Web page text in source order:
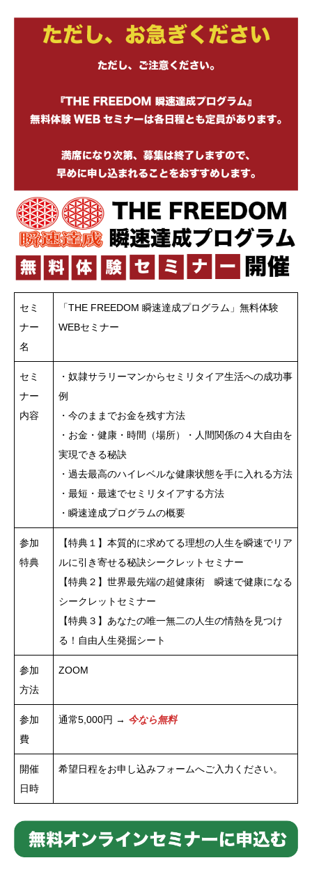
セミ
ナー
名
「THE FREEDOM 瞬速達成プログラム」無料体験
WEBセミナー
セミ
ナー
内容
・奴隷サラリーマンからセミリタイア生活への成功事
例
・今のままでお金を残す方法
・お金・健康・時間（場所）・人間関係の４大自由を
実現できる秘訣
・過去最高のハイレベルな健康状態を手に入れる方法
・最短・最速でセミリタイアする方法
・瞬速達成プログラムの概要
参加
特典
【特典１】本質的に求めてる理想の人生を瞬速でリア
ルに引き寄せる秘訣シークレットセミナー
【特典２】世界最先端の超健康術 瞬速で健康になる
シークレットセミナー
【特典３】あなたの唯一無二の人生の情熱を見つけ
る！自由人生発掘シート
参加
方法
ZOOM
参加
費
通常5,000円 → 今なら無料
開催
日時
希望日程をお申し込みフォームへご入力ください。